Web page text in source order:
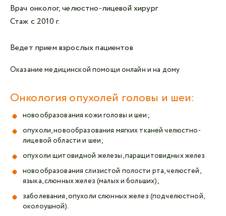
Врач онколог, челюстно-лицевой хирург
Стаж с 2010 г.
Ведет прием взрослых пациентов
Оказание медицинской помощи онлайн и на дому
Онкология опухолей головы и шеи:
новообразования кожи головы и шеи;
опухоли, новообразования мягких тканей челюстно-
лицевой области и шеи;
опухоли щитовидной железы, паращитовидных желез.
новообразования слизистой полости рта, челюстей,
языка, слюнных желез (малых и больших);
заболевания, опухоли слюнных желез (подчелюстной,
околоушной).
обработку персональных данных СМК «Медгард»